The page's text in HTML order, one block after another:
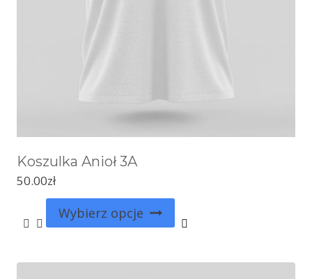
Koszulka Anioł 3A
50.00zł
Wybierz opcje